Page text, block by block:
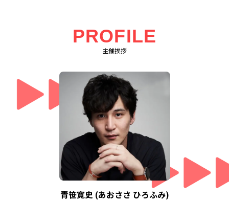
PROFILE
主催挨拶
青笹寛史 (あおささ ひろふみ)